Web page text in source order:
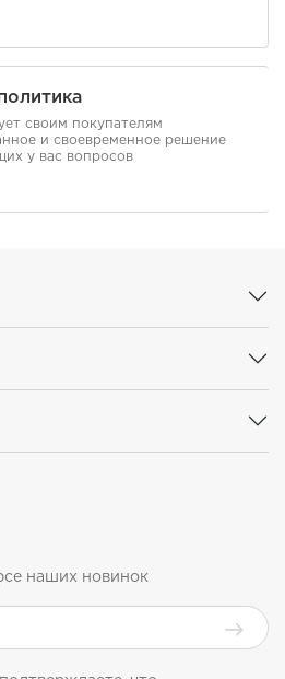
своим покупателям
и своевременное решение
у вас вопросов
наших новинок